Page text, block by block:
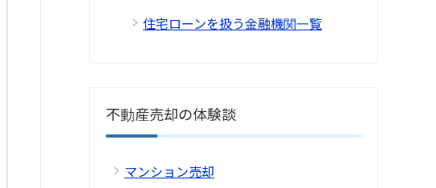
住宅ローンを扱う金融機関一覧
不動産売却の体験談
マンション売却